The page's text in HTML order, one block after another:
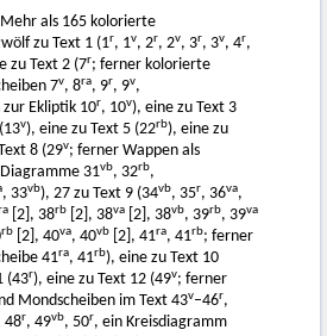
Mehr als 165 kolorierte
zu Text 1 (1r, 1v, 2r, 2v, 3r, 3v, 4r,
zu Text 2 (7r; ferner kolorierte
7v, 8ra, 9r, 9v,
zur Ekliptik 10r, 10v), eine zu Text 3
v), eine zu Text 5 (22rb), eine zu
8 (29v; ferner Wappen als
31vb, 32rb,
, 33vb), 27 zu Text 9 (34vb, 35r, 36va,
[2], 38rb [2], 38va [2], 38vb, 39rb, 39va
rb [2], 40va, 40vb [2], 41ra, 41rb; ferner
41ra, 41rb), eine zu Text 10
(43r), eine zu Text 12 (49v; ferner
Mondscheiben im Text 43v–46r,
48r, 49vb, 50r, ein Kreisdiagramm